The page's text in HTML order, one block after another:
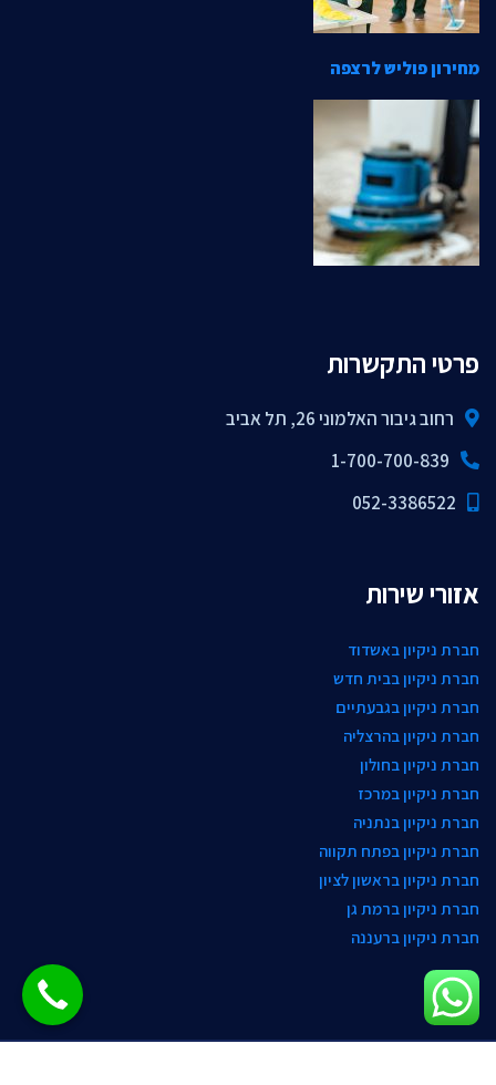
מחירון פוליש לרצפה
פרטי התקשרות
רחוב גיבור האלמוני 26, תל אביב
1-700-700-839
052-3386522
אזורי שירות
חברת ניקיון באשדוד
חברת ניקיון בבית חדש
חברת ניקיון בגבעתיים
חברת ניקיון בהרצליה
חברת ניקיון בחולון
חברת ניקיון במרכז
חברת ניקיון בנתניה
חברת ניקיון בפתח תקווה
חברת ניקיון בראשון לציון
חברת ניקיון ברמת גן
חברת ניקיון ברעננה